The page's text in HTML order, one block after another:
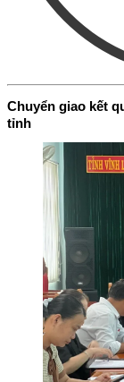
Chuyển giao kết
tỉnh